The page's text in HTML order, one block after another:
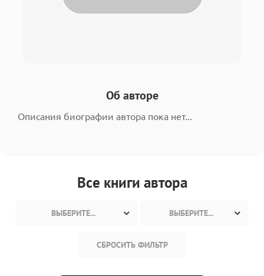
Об авторе
Описания биографии автора пока нет...
Все книги автора
ВЫБЕРИТЕ... ВЫБЕРИТЕ...
СБРОСИТЬ ФИЛЬТР